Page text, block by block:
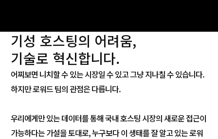
기성 호스팅의 어려움,
기술로 혁신합니다.
어찌보면 니치할 수 있는 시장일 수 있고 그냥 지나칠 수 있습니다.
하지만 로워드 팀의 관점은 다릅니다.
우리에게만 있는 데이터를 통해 국내 호스팅 시장의 새로운 접근이
가능하다는 가설을 토대로, 누구보다 이 생태를 잘 알고 있는 로워